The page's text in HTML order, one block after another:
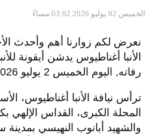
الخميس 02 يوليو 2026 03:02 مساءً
نعرض لكم زوارنا أهم وأحدث
الأنبا أغناطيوس يدشن أيقونة
رفاته, اليوم الخميس 2 يوليو 2026 03:02 مساءً
ترأس نيافة الأنبا أغناطيوس،
المحلة الكبرى، القداس الإلهي
والشهيد أبانوب النهيسي بمدينة